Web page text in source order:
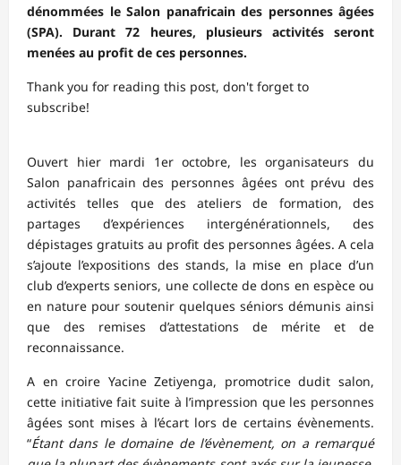
dénommées le Salon panafricain des personnes âgées
(SPA). Durant 72 heures, plusieurs activités seront
menées au profit de ces personnes.
Thank you for reading this post, don't forget to
subscribe!
Ouvert hier mardi 1er octobre, les organisateurs du
Salon panafricain des personnes âgées ont prévu des
activités telles que des ateliers de formation, des
partages d’expériences intergénérationnels, des
dépistages gratuits au profit des personnes âgées. A cela
s’ajoute l’expositions des stands, la mise en place d’un
club d’experts seniors, une collecte de dons en espèce ou
en nature pour soutenir quelques séniors démunis ainsi
que des remises d’attestations de mérite et de
reconnaissance.
A en croire Yacine Zetiyenga, promotrice dudit salon,
cette initiative fait suite à l’impression que les personnes
âgées sont mises à l’écart lors de certains évènements.
“Étant dans le domaine de l’évènement, on a remarqué